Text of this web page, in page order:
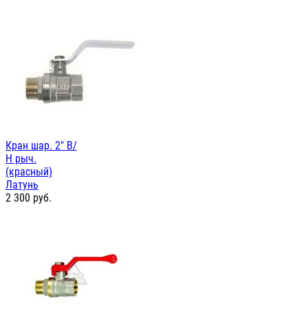
Кран шар. 2" В/
Н рыч.
(красный)
Латунь
2 300 руб.